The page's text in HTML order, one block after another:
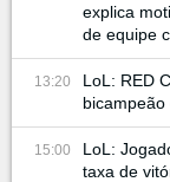
explica
de equipe
13:20
LoL: RED
bicampeão
15:00
LoL:
taxa de